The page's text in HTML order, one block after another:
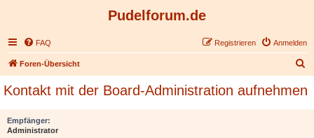
Pudelforum.de
FAQ Anmelden
Registrieren
Foren-Übersicht
c
Kontakt mit der Board-Administration aufnehmen
Empfänger:
Administrator